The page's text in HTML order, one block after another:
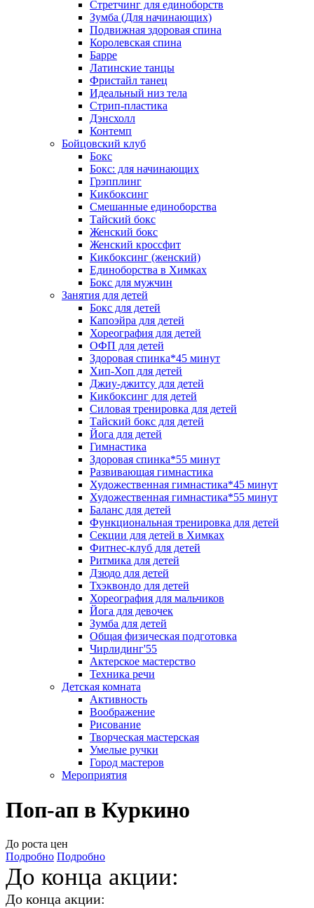
Стретчинг для единоборств
Зумба (Для начинающих)
Подвижная здоровая спина
Королевская спина
Барре
Латинские танцы
Фристайл танец
Идеальный низ тела
Стрип-пластика
Дэнсхолл
Контемп
Бойцовский клуб
Бокс
Бокс: для начинающих
Грэпплинг
Кикбоксинг
Смешанные единоборства
Тайский бокс
Женский бокс
Женский кроссфит
Кикбоксинг (женский)
Единоборства в Химках
Бокс для мужчин
Занятия для детей
Бокс для детей
Капоэйра для детей
Хореография для детей
ОФП для детей
Здоровая спинка*45 минут
Хип-Хоп для детей
Джиу-джитсу для детей
Кикбоксинг для детей
Силовая тренировка для детей
Тайский бокс для детей
Йога для детей
Гимнастика
Здоровая спинка*55 минут
Развивающая гимнастика
Художественная гимнастика*45 минут
Художественная гимнастика*55 минут
Баланс для детей
Функциональная тренировка для детей
Секции для детей в Химках
Фитнес-клуб для детей
Ритмика для детей
Дзюдо для детей
Тхэквондо для детей
Хореография для мальчиков
Йога для девочек
Зумба для детей
Общая физическая подготовка
Чирлидинг'55
Актерское мастерство
Техника речи
Детская комната
Активность
Воображение
Рисование
Творческая мастерская
Умелые ручки
Город мастеров
Мероприятия
Поп-ап в Куркино
До роста цен
Подробно Подробно
До конца акции:
До конца акции: